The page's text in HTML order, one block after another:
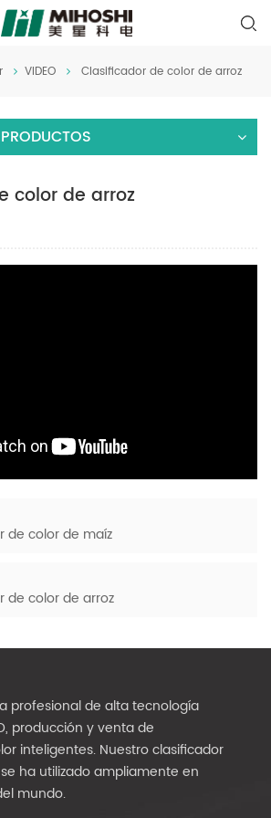
VIDEO Clasificador de color de arroz
color de arroz
de color de maíz
de color de arroz
profesional de alta tecnología
producción y venta de
inteligentes. Nuestro clasificador
ha utilizado ampliamente en
mundo.